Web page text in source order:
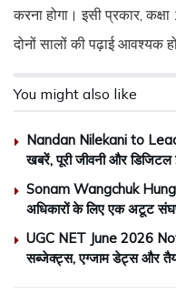
करना होगा। इसी प्रकार,
दोनों सालों की पढ़ाई आवश्यक
You might also like
Nandan Nilekani to
खबरें, पूरी जीवनी और डिजिटल
Sonam Wangchuk
अधिकारों के लिए एक अटूट
UGC NET June 2026
सब्जेक्ट्स, एग्जाम डेट्स और